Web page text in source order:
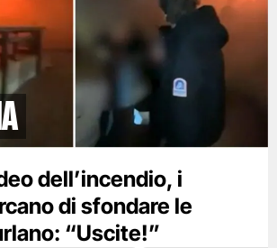
dell’incendio, i
di sfondare le
“Uscite!”